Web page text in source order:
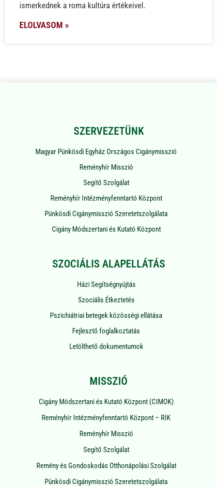
ismerkednek a roma kultúra értékeivel.
ELOLVASOM »
SZERVEZETÜNK
Magyar Pünkösdi Egyház Országos Cigánymisszió
Reményhír Misszió
Segítő Szolgálat
Reményhír Intézményfenntartó Központ
Pünkösdi Cigánymisszió Szeretetszolgálata
Cigány Módszertani és Kutató Központ
SZOCIÁLIS ALAPELLÁTÁS
Házi Segítségnyújtás
Szociális Étkeztetés
Pszichiátriai betegek közösségi ellátása
Fejlesztő foglalkoztatás
Letölthető dokumentumok
MISSZIÓ
Cigány Módszertani és Kutató Központ (CIMOK)
Reményhír Intézményfenntartó Központ – RIK
Reményhír Misszió
Segítő Szolgálat
Remény és Gondoskodás Otthonápolási Szolgálat
Pünkösdi Cigánymisszió Szeretetszolgálata